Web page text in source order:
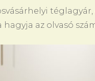
hagyja az olvasó